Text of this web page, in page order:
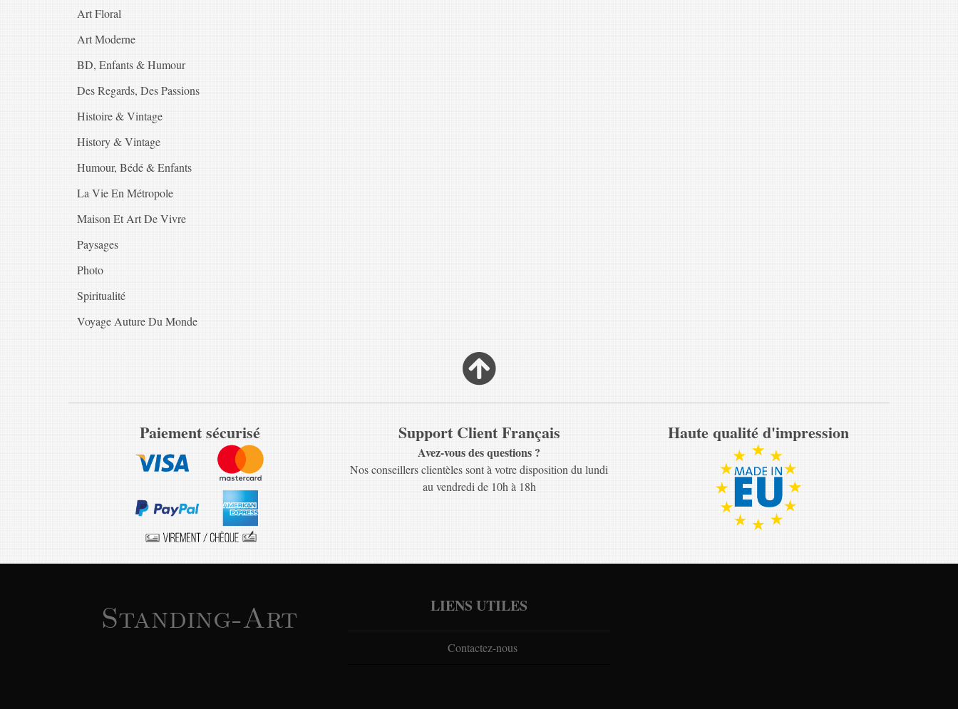
Art Floral
Art Moderne
BD, Enfants & Humour
Des Regards, Des Passions
Histoire & Vintage
History & Vintage
Humour, Bédé & Enfants
La Vie En Métropole
Maison Et Art De Vivre
Paysages
Photo
Spiritualité
Voyage Auture Du Monde
Paiement sécurisé Support Client Français
Avez-vous des questions ?
Nos conseillers clientèles sont à votre disposition du lundi
au vendredi de 10h à 18h
Haute qualité d'impression
Standing-Art LIENS UTILES
Contactez-nous